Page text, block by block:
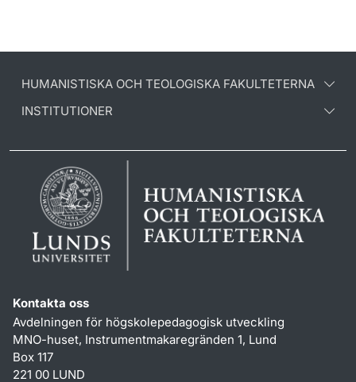
HUMANISTISKA OCH TEOLOGISKA FAKULTETERNA
INSTITUTIONER
Kontakta oss
Avdelningen för högskolepedagogisk utveckling
MNO-huset, Instrumentmakaregränden 1, Lund
Box 117
221 00 LUND